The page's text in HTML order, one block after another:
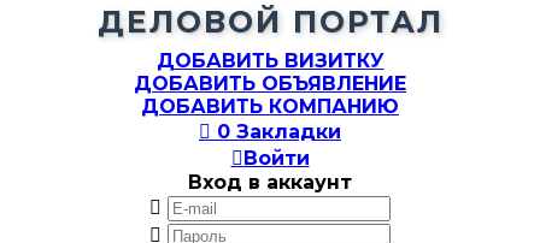
ДЕЛОВОЙ ПОРТАЛ
ДОБАВИТЬ ВИЗИТКУ
ДОБАВИТЬ ОБЪЯВЛЕНИЕ
ДОБАВИТЬ КОМПАНИЮ
 0 Закладки
Войти
Вход в аккаунт

